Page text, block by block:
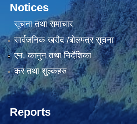
Notices
सूचना तथा समाचार
सार्वजनिक खरीद /बोलपत्र सूचना
एन, कानुन तथा निर्देशिका
कर तथा शुल्कहरु
Reports